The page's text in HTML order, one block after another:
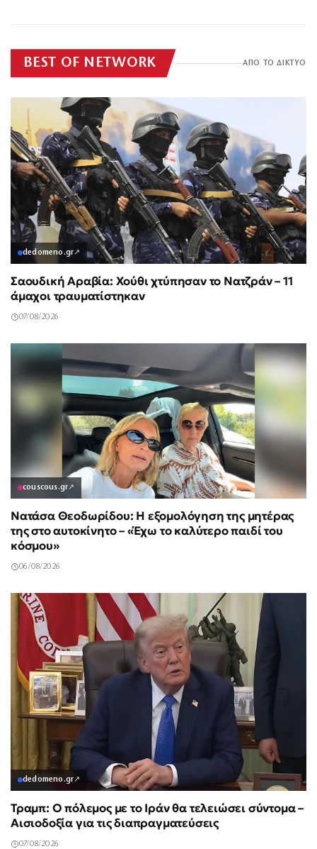
BEST OF NETWORK ΑΠΟ ΤΟ ΔΙΚΤΥΟ
dedomeno.gr↗
Σαουδική Αραβία: Χούθι χτύπησαν το Νατζράν – 11
άμαχοι τραυματίστηκαν
07/08/2026
couscous.gr↗
Νατάσα Θεοδωρίδου: Η εξομολόγηση της μητέρας
της στο αυτοκίνητο – «Έχω το καλύτερο παιδί του
κόσμου»
06/08/2026
dedomeno.gr↗
Τραμπ: Ο πόλεμος με το Ιράν θα τελειώσει σύντομα –
Αισιοδοξία για τις διαπραγματεύσεις
07/08/2026